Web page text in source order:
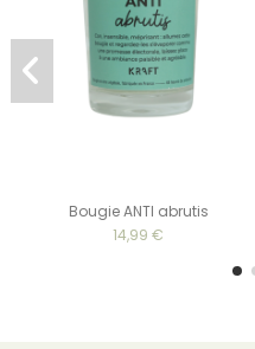
Bougie ANTI abrutis
14,99 €